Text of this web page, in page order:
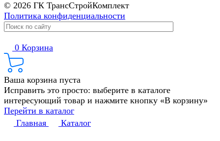
© 2026 ГК ТрансСтройКомплект
Политика конфиденциальности
0 Корзина
Ваша корзина пуста
Исправить это просто: выберите в каталоге
интересующий товар и нажмите кнопку «В корзину»
Перейти в каталог
Главная
Каталог